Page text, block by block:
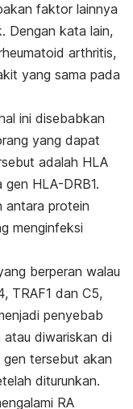
faktor lainnya
Dengan kata lain,
arthritis,
yang sama pada
ini disebabkan
yang dapat
adalah HLA
gen HLA-DRB1.
antara protein
menginfeksi
berperan walau
TRAF1 dan C5,
penyebab
atau diwariskan di
gen tersebut akan
diturunkan.
RA